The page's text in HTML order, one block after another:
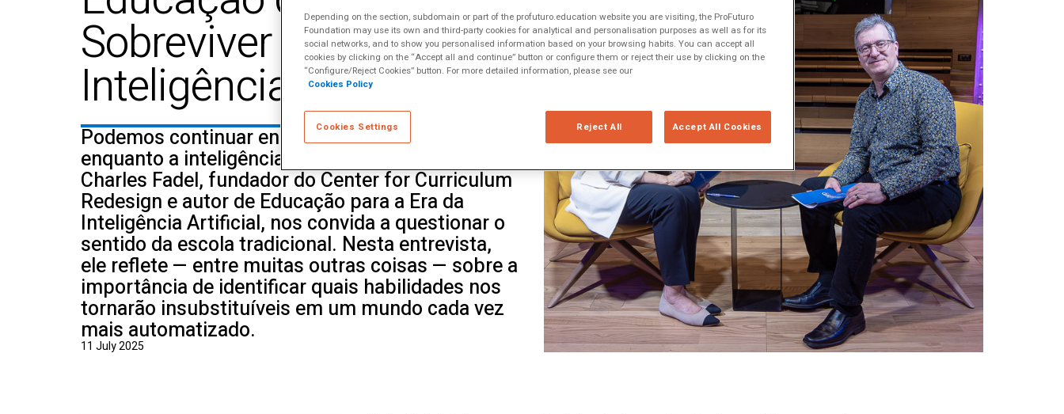
Tendências
Sobreviver à
Inteligência Artificial
Podemos continuar ensinando as mesmas coisas
enquanto a inteligência artificial muda tudo?
Charles Fadel, fundador do Center for Curriculum
Redesign e autor de Educação para a Era da
Inteligência Artificial, nos convida a questionar o
sentido da escola tradicional. Nesta entrevista,
ele reflete — entre muitas outras coisas — sobre a
importância de identificar quais habilidades nos
tornarão insubstituíveis em um mundo cada vez
mais automatizado.
11 July 2025
Depending on the section, subdomain or part of the profuturo.education website you are visiting, the ProFuturo
Foundation may use its own and third-party cookies for analytical and personalisation purposes as well as for its
social networks, and to show you personalised information based on your browsing habits. You can accept all
cookies by clicking on the “Accept all and continue” button or configure them or reject their use by clicking on the
“Configure/Reject Cookies” button. For more detailed information, please see our
Cookies Policy
Cookies Settings Reject All Accept All Cookies